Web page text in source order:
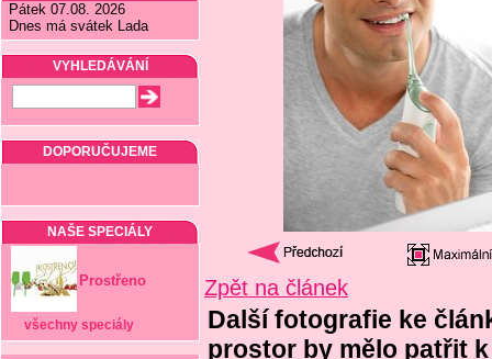
Pátek 07.08. 2026
Dnes má svátek Lada
VYHLEDÁVÁNÍ
DOPORUČUJEME
NAŠE SPECIÁLY
Prostřeno
všechny speciály
Zpět na článek
Další fotografie ke
prostor by mělo patřit